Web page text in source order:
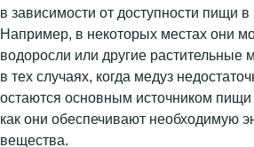
в зависимости от доступности пищи
Например, в некоторых местах они
водоросли или другие растительные
в тех случаях, когда медуз
остаются основным источником пищи
как они обеспечивают необходимую
вещества.